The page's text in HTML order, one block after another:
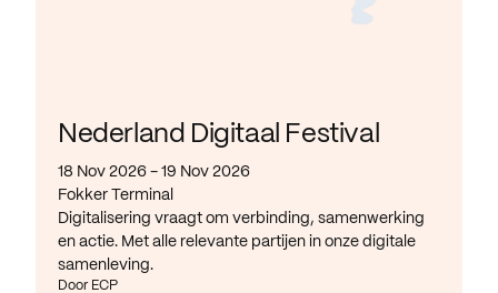
Nederland Digitaal Festival
18 Nov 2026 - 19 Nov 2026
Fokker Terminal
Digitalisering vraagt om verbinding, samenwerking
en actie. Met alle relevante partijen in onze digitale
samenleving.
Door ECP